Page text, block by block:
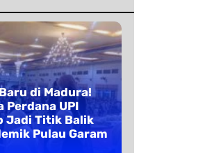
di Madura!
Perdana UPI
Jadi Titik Balik
Pulau Garam